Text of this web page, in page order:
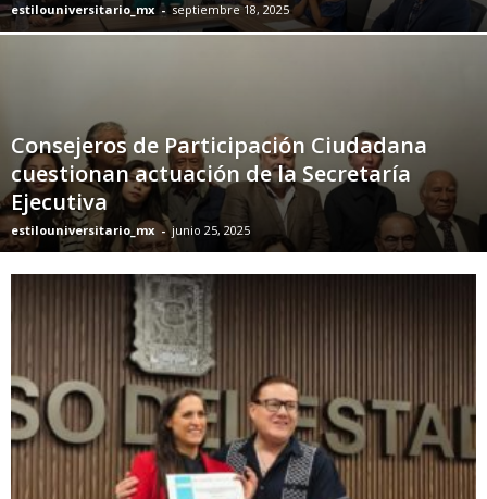
estilouniversitario_mx - septiembre 18, 2025
Consejeros de Participación Ciudadana
cuestionan actuación de la Secretaría
Ejecutiva
estilouniversitario_mx - junio 25, 2025